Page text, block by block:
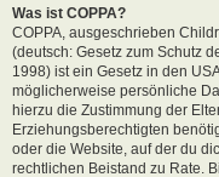
Was ist COPPA?
COPPA, ausgeschrieben
(deutsch: Gesetz zum Schutz
1998) ist ein Gesetz in den
möglicherweise persönliche
hierzu die Zustimmung der
Erziehungsberechtigten
oder die Website, auf der du
rechtlichen Beistand zu Rate.